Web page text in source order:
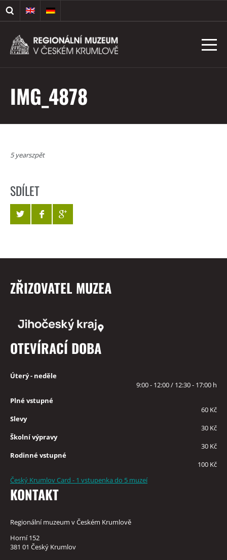
IMG_4878
5 yearszpět
SDÍLET
ZŘIZOVATEL MUZEA
OTEVÍRACÍ DOBA
Úterý - neděle
9:00 - 12:00 / 12:30 - 17:00 h
Plné vstupné
60 Kč
Slevy
30 Kč
Školní výpravy
30 Kč
Rodinné vstupné
100 Kč
Český Krumlov Card - 1 vstupenka do 5 muzeí
KONTAKT
Regionální muzeum v Českém Krumlově
Horní 152
381 01 Český Krumlov